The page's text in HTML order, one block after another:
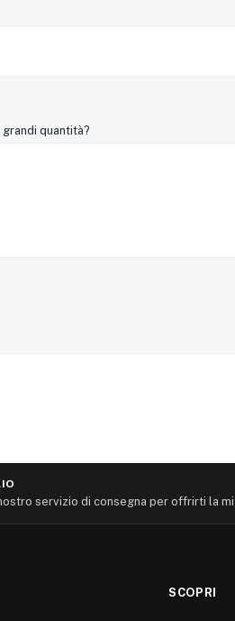
quantità?
servizio di consegna per offrirti la
SCOPRI